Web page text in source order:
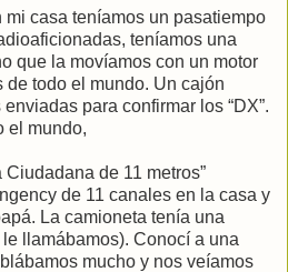
mi casa teníamos un pasatiempo
teníamos una
que la movíamos con un motor
de todo el mundo. Un cajón
para confirmar los “DX”.
el mundo,
de 11 metros”
de 11 canales en la casa y
La camioneta tenía una
llamábamos). Conocí a una
mucho y nos veíamos